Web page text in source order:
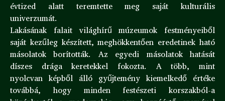
évtized alatt teremtette meg saját kulturális
univerzumát.
Lakásának falait világhírű múzeumok festményeiből
saját kezűleg készített, meghökkentően eredetinek ható
másolatok borították. Az egyedi másolatok hatását
díszes drága keretekkel fokozta. A több, mint
nyolcvan képből álló gyűjtemény kiemelkedő értéke
továbbá, hogy minden festészeti korszakból-a